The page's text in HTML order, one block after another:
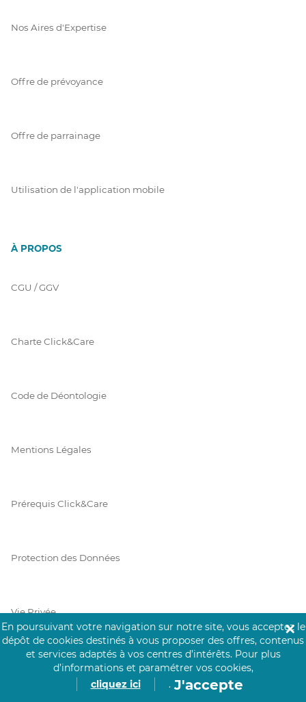
Nos Aires d'Expertise
Offre de prévoyance
Offre de parrainage
Utilisation de l'application mobile
À PROPOS
CGU / GGV
Charte Click&Care
Code de Déontologie
Mentions Légales
Prérequis Click&Care
Protection des Données
Vie Privée
PAIEMENT SÉCURISÉ
En poursuivant votre navigation sur notre site, vous acceptez le
dépôt de cookies destinés à vous proposer des offres, contenus
et services adaptés à vos centres d’intérêts. Pour plus
d’informations et paramétrer vos cookies,
cliquez ici
. J'accepte
✕